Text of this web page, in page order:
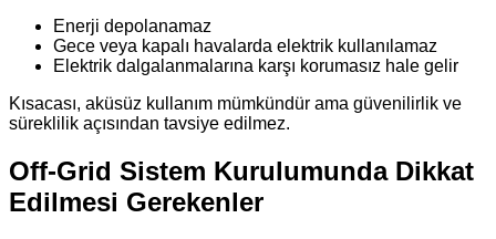
Enerji depolanamaz
Gece veya kapalı havalarda elektrik kullanılamaz
Elektrik dalgalanmalarına karşı korumasız hale gelir
Kısacası, aküsüz kullanım mümkündür ama güvenilirlik ve
süreklilik açısından tavsiye edilmez.
Off-Grid Sistem Kurulumunda Dikkat
Edilmesi Gerekenler